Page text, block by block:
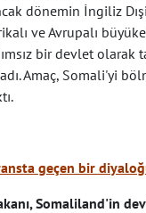
dönemin İngiliz
ve Avrupalı
bir devlet olarak
Amaç, Somali'yi
geçen bir
Somaliland'in